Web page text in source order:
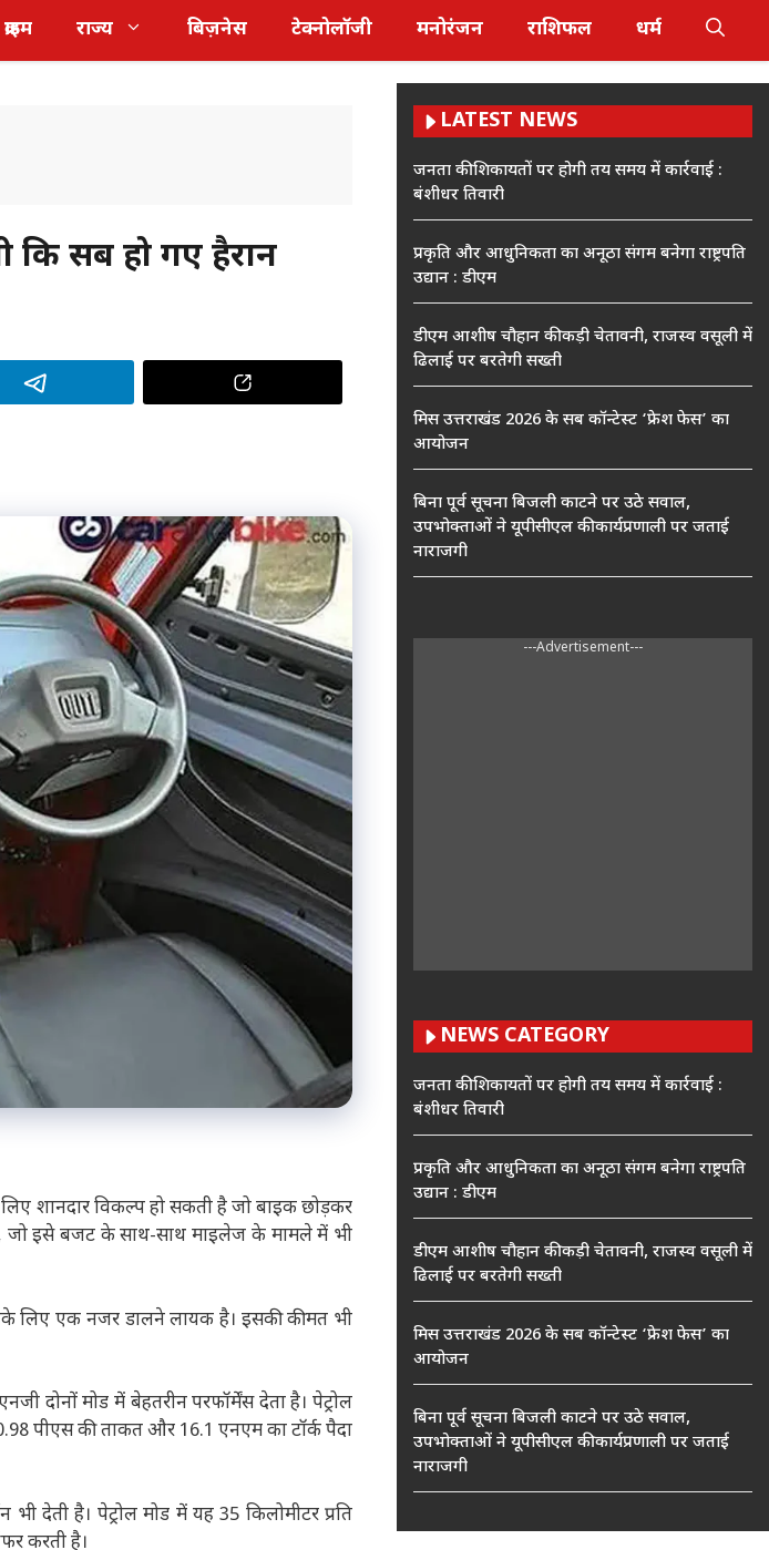
क्राइम राज्य बिज़नेस टेक्नोलॉजी मनोरंजन राशिफल धर्म
सब हो गए हैरान
शानदार विकल्प हो सकती है जो बाइक छोड़कर
जो इसे बजट के साथ-साथ माइलेज के मामले में भी
लिए एक नजर डालने लायक है। इसकी कीमत भी
दोनों मोड में बेहतरीन परफॉर्मेंस देता है। पेट्रोल
पीएस की ताकत और 16.1 एनएम का टॉर्क पैदा
देती है। पेट्रोल मोड में यह 35 किलोमीटर प्रति
करती है।
LATEST NEWS
जनता की शिकायतों पर होगी तय समय में कार्रवाई :
बंशीधर तिवारी
प्रकृति और आधुनिकता का अनूठा संगम बनेगा राष्ट्रपति
उद्यान : डीएम
डीएम आशीष चौहान की कड़ी चेतावनी, राजस्व वसूली में
ढिलाई पर बरतेगी सख्ती
मिस उत्तराखंड 2026 के सब कॉन्टेस्ट ‘फ्रेश फेस’ का
आयोजन
बिना पूर्व सूचना बिजली काटने पर उठे सवाल,
उपभोक्ताओं ने यूपीसीएल की कार्यप्रणाली पर जताई
नाराजगी
---Advertisement---
NEWS CATEGORY
जनता की शिकायतों पर होगी तय समय में कार्रवाई :
बंशीधर तिवारी
प्रकृति और आधुनिकता का अनूठा संगम बनेगा राष्ट्रपति
उद्यान : डीएम
डीएम आशीष चौहान की कड़ी चेतावनी, राजस्व वसूली में
ढिलाई पर बरतेगी सख्ती
मिस उत्तराखंड 2026 के सब कॉन्टेस्ट ‘फ्रेश फेस’ का
आयोजन
बिना पूर्व सूचना बिजली काटने पर उठे सवाल,
उपभोक्ताओं ने यूपीसीएल की कार्यप्रणाली पर जताई
नाराजगी